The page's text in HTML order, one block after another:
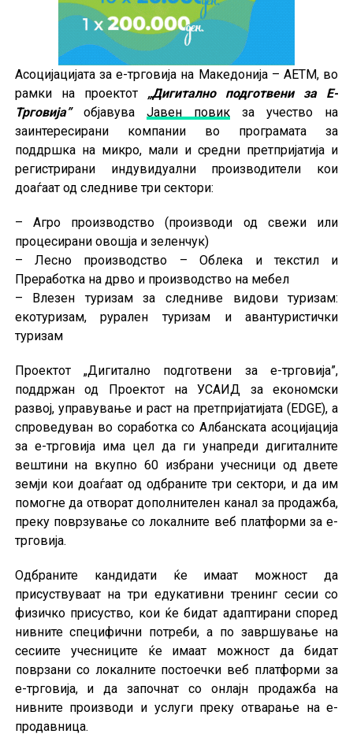
Асоцијацијата за е-трговија на Македонија – AETM, во
рамки на проектот „Дигитално подготвени за Е-
Трговија”објавува Јавен повикза учество на
заинтересирани компании во програмата за
поддршка на микро, мали и средни претпријатија и
регистрирани индувидуални производители кои
доаѓаат од следниве три сектори:
– Агро производство (производи од свежи или
процесирани овошја и зеленчук)
– Лесно производство – Облека и текстил и
Преработка на дрво и производство на мебел
– Влезен туризам за следниве видови туризам:
екотуризам, рурален туризам и авантуристички
туризам
Проектот „Дигитално подготвени за е-трговија”,
поддржан од Проектот на УСАИД за економски
развој, управување и раст на претпријатијата (EDGE), а
спроведуван во соработка со Албанската асоцијација
за е-трговија има цел да ги унапреди дигиталните
вештини на вкупно 60 избрани учесници од двете
земји кои доаѓаат од одбраните три сектори, и да им
помогне да отворат дополнителен канал за продажба,
преку поврзување со локалните веб платформи за е-
трговија.
Одбраните кандидати ќе имаат можност да
присуствуваат на три едукативни тренинг сесии со
физичко присуство, кои ќе бидат адаптирани според
нивните специфични потреби, а по завршување на
сесиите учесниците ќе имаат можност да бидат
поврзани со локалните постоечки веб платформи за
е-трговија, и да започнат со онлајн продажба на
нивните производи и услуги преку отварање на е-
продавница.